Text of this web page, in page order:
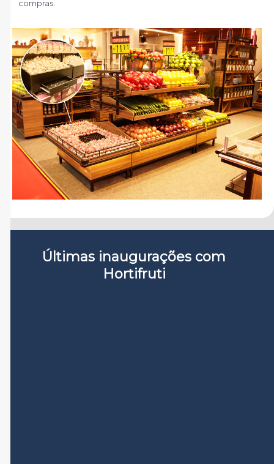
compras.
Últimas inaugurações com
Hortifruti